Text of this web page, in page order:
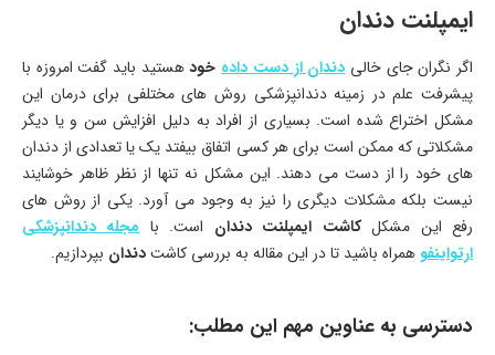
ایمپلنت دندان
اگر نگران جای خالیدندان از دست دادهخودهستید باید گفت امروزه با
پیشرفت علم در زمینه دندانپزشکی روش های مختلفی برای درمان این
مشکل اختراع شده است. بسیاری از افراد به دلیل افزایش سن و یا دیگر
مشکلاتی که ممکن است برای هر کسی اتفاق بیفتد یک یا تعدادی از دندان
های خود را از دست می دهند. این مشکل نه تنها از نظر ظاهر خوشایند
نیست بلکه مشکلات دیگری را نیز به وجود می آورد. یکی از روش های
رفع این مشکلکاشت ایمپلنت دندان است. بامجله دندانپزشکی
ارتواینفو همراه باشید تا در این مقاله به بررسی کاشتدندان بپردازیم.
دسترسی به عناوین مهم این مطلب: